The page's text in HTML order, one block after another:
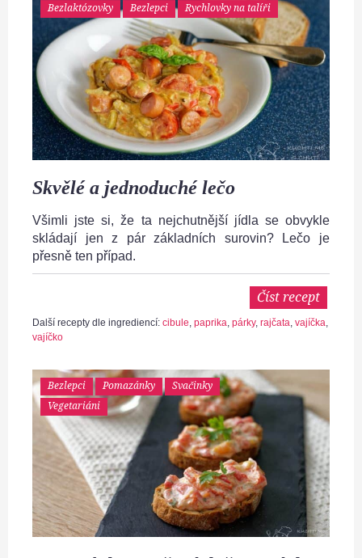
Bezlaktózovky Bezlepci Rychlovky na talíři
Skvělé a jednoduché lečo
Všimli jste si, že ta nejchutnější jídla se obvykle
skládají jen z pár základních surovin? Lečo je
přesně ten případ.
Číst recept
Další recepty dle ingrediencí: cibule, paprika, párky, rajčata, vajíčka,
vajíčko
Bezlepci Pomazánky
Svačinky
Vegetariáni